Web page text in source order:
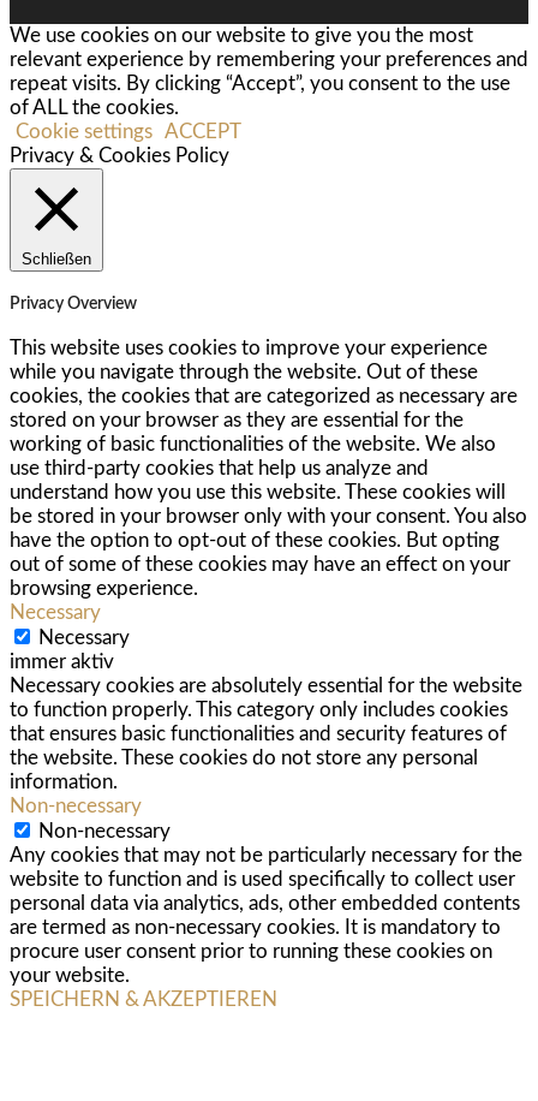
We use cookies on our website to give you the most
relevant experience by remembering your preferences and
repeat visits. By clicking “Accept”, you consent to the use
of ALL the cookies.
Cookie settings ACCEPT
Privacy & Cookies Policy
Schließen
Privacy Overview
This website uses cookies to improve your experience
while you navigate through the website. Out of these
cookies, the cookies that are categorized as necessary are
stored on your browser as they are essential for the
working of basic functionalities of the website. We also
use third-party cookies that help us analyze and
understand how you use this website. These cookies will
be stored in your browser only with your consent. You also
have the option to opt-out of these cookies. But opting
out of some of these cookies may have an effect on your
browsing experience.
Necessary
Necessary
immer aktiv
Necessary cookies are absolutely essential for the website
to function properly. This category only includes cookies
that ensures basic functionalities and security features of
the website. These cookies do not store any personal
information.
Non-necessary
Non-necessary
Any cookies that may not be particularly necessary for the
website to function and is used specifically to collect user
personal data via analytics, ads, other embedded contents
are termed as non-necessary cookies. It is mandatory to
procure user consent prior to running these cookies on
your website.
SPEICHERN & AKZEPTIEREN